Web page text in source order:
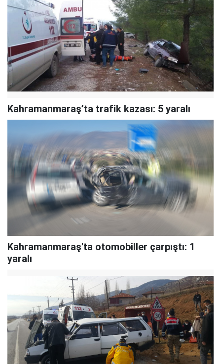
Kahramanmaraş’ta trafik kazası: 5 yaralı
Kahramanmaraş'ta otomobiller çarpıştı: 1
yaralı